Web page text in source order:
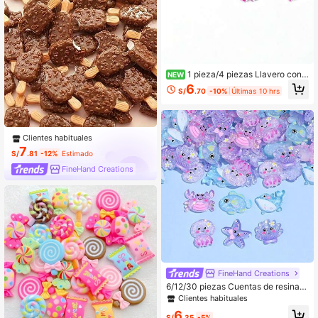
Clientes habituales
S/7.81 -12% Estimado
FineHand Creations
NEW 1 pieza/4 piezas Llavero con l
etra de cita inspiradora, colgante de
estilo personalizado, accesorio par
o, llavero de coche, regalos para a
migos
S/6.70 -10% Últimas 10 hrs
FineHand Creations
6/12/30 piezas Cuentas de resina c
on purpurina de la serie de océano
Clientes habituales